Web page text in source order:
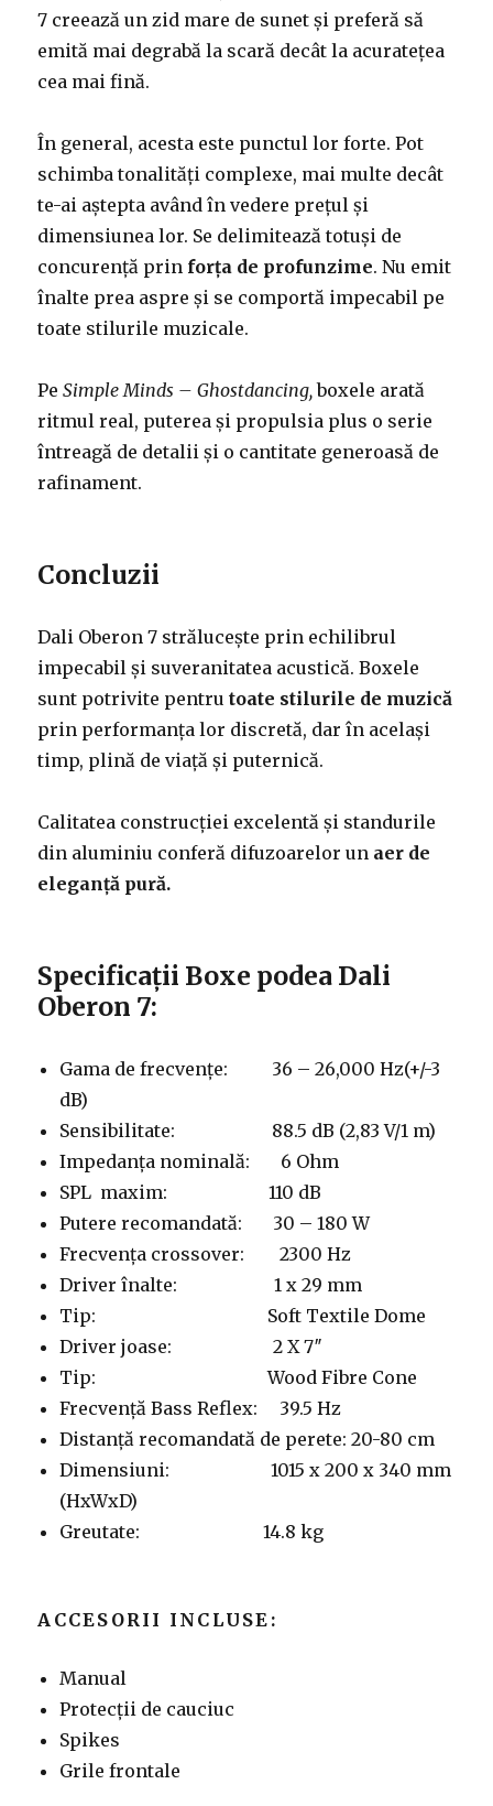
7 creează un zid mare de sunet și preferă să
emită mai degrabă la scară decât la acuratețea
cea mai fină.
În general, acesta este punctul lor forte. Pot
schimba tonalități complexe, mai multe decât
te-ai aștepta având în vedere prețul și
dimensiunea lor. Se delimitează totuși de
concurență prin forța de profunzime. Nu emit
înalte prea aspre și se comportă impecabil pe
toate stilurile muzicale.
PeSimple Minds – Ghostdancing, boxele arată
ritmul real, puterea și propulsia plus o serie
întreagă de detalii și o cantitate generoasă de
rafinament.
Concluzii
Dali Oberon 7 strălucește prin echilibrul
impecabil și suveranitatea acustică. Boxele
sunt potrivite pentrutoate stilurile de muzică
prin performanța lor discretă, dar în același
timp, plină de viață și puternică.
Calitatea construcției excelentă și standurile
din aluminiu conferă difuzoarelor un aer de
eleganță pură.
Specificații Boxe podea Dali
Oberon 7:
Gama de frecvențe: 36 – 26,000 Hz(+/-3
dB)
Sensibilitate: 88.5 dB (2,83 V/1 m)
Impedanța nominală: 6 Ohm
SPL maxim: 110 dB
Putere recomandată: 30 – 180 W
Frecvența crossover: 2300 Hz
Driver înalte: 1 x 29 mm
Tip: Soft Textile Dome
Driver joase: 2 X 7″
Tip: Wood Fibre Cone
Frecvență Bass Reflex: 39.5 Hz
Distanță recomandată de perete: 20-80 cm
Dimensiuni: 1015 x 200 x 340 mm
(HxWxD)
Greutate: 14.8 kg
ACCESORII INCLUSE:
Manual
Protecții de cauciuc
Spikes
Grile frontale